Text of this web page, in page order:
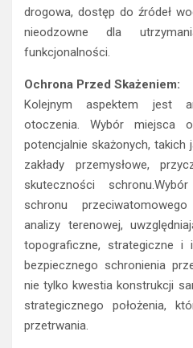
drogowa, dostęp do źródeł
nieodzowne dla
funkcjonalności.
Ochrona Przed Skażeniem:
Kolejnym aspektem jest
otoczenia. Wybór miejsca
potencjalnie skażonych, takich
zakłady przemysłowe,
skuteczności
schronu
analizy terenowej,
topograficzne, strategiczne i
bezpiecznego schronienia
nie tylko kwestia konstrukcji
strategicznego położenia,
przetrwania.